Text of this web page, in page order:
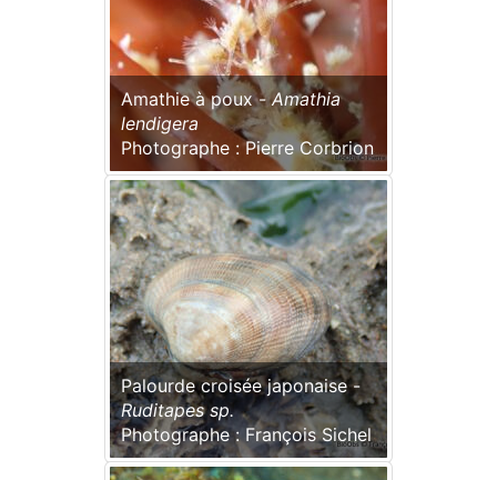
Amathie à poux -Amathia
lendigera
Photographe : Pierre Corbrion
Palourde croisée japonaise -
Ruditapes sp.
Photographe : François Sichel